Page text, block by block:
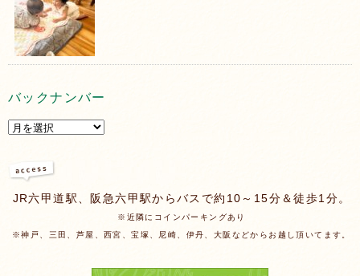
バックナンバー
JR六甲道駅、阪急六甲駅からバスで約10～15分＆徒歩1分。
※近隣にコインパーキングあり
※神戸、三田、芦屋、西宮、宝塚、尼崎、伊丹、大阪などからお越し頂いてます。